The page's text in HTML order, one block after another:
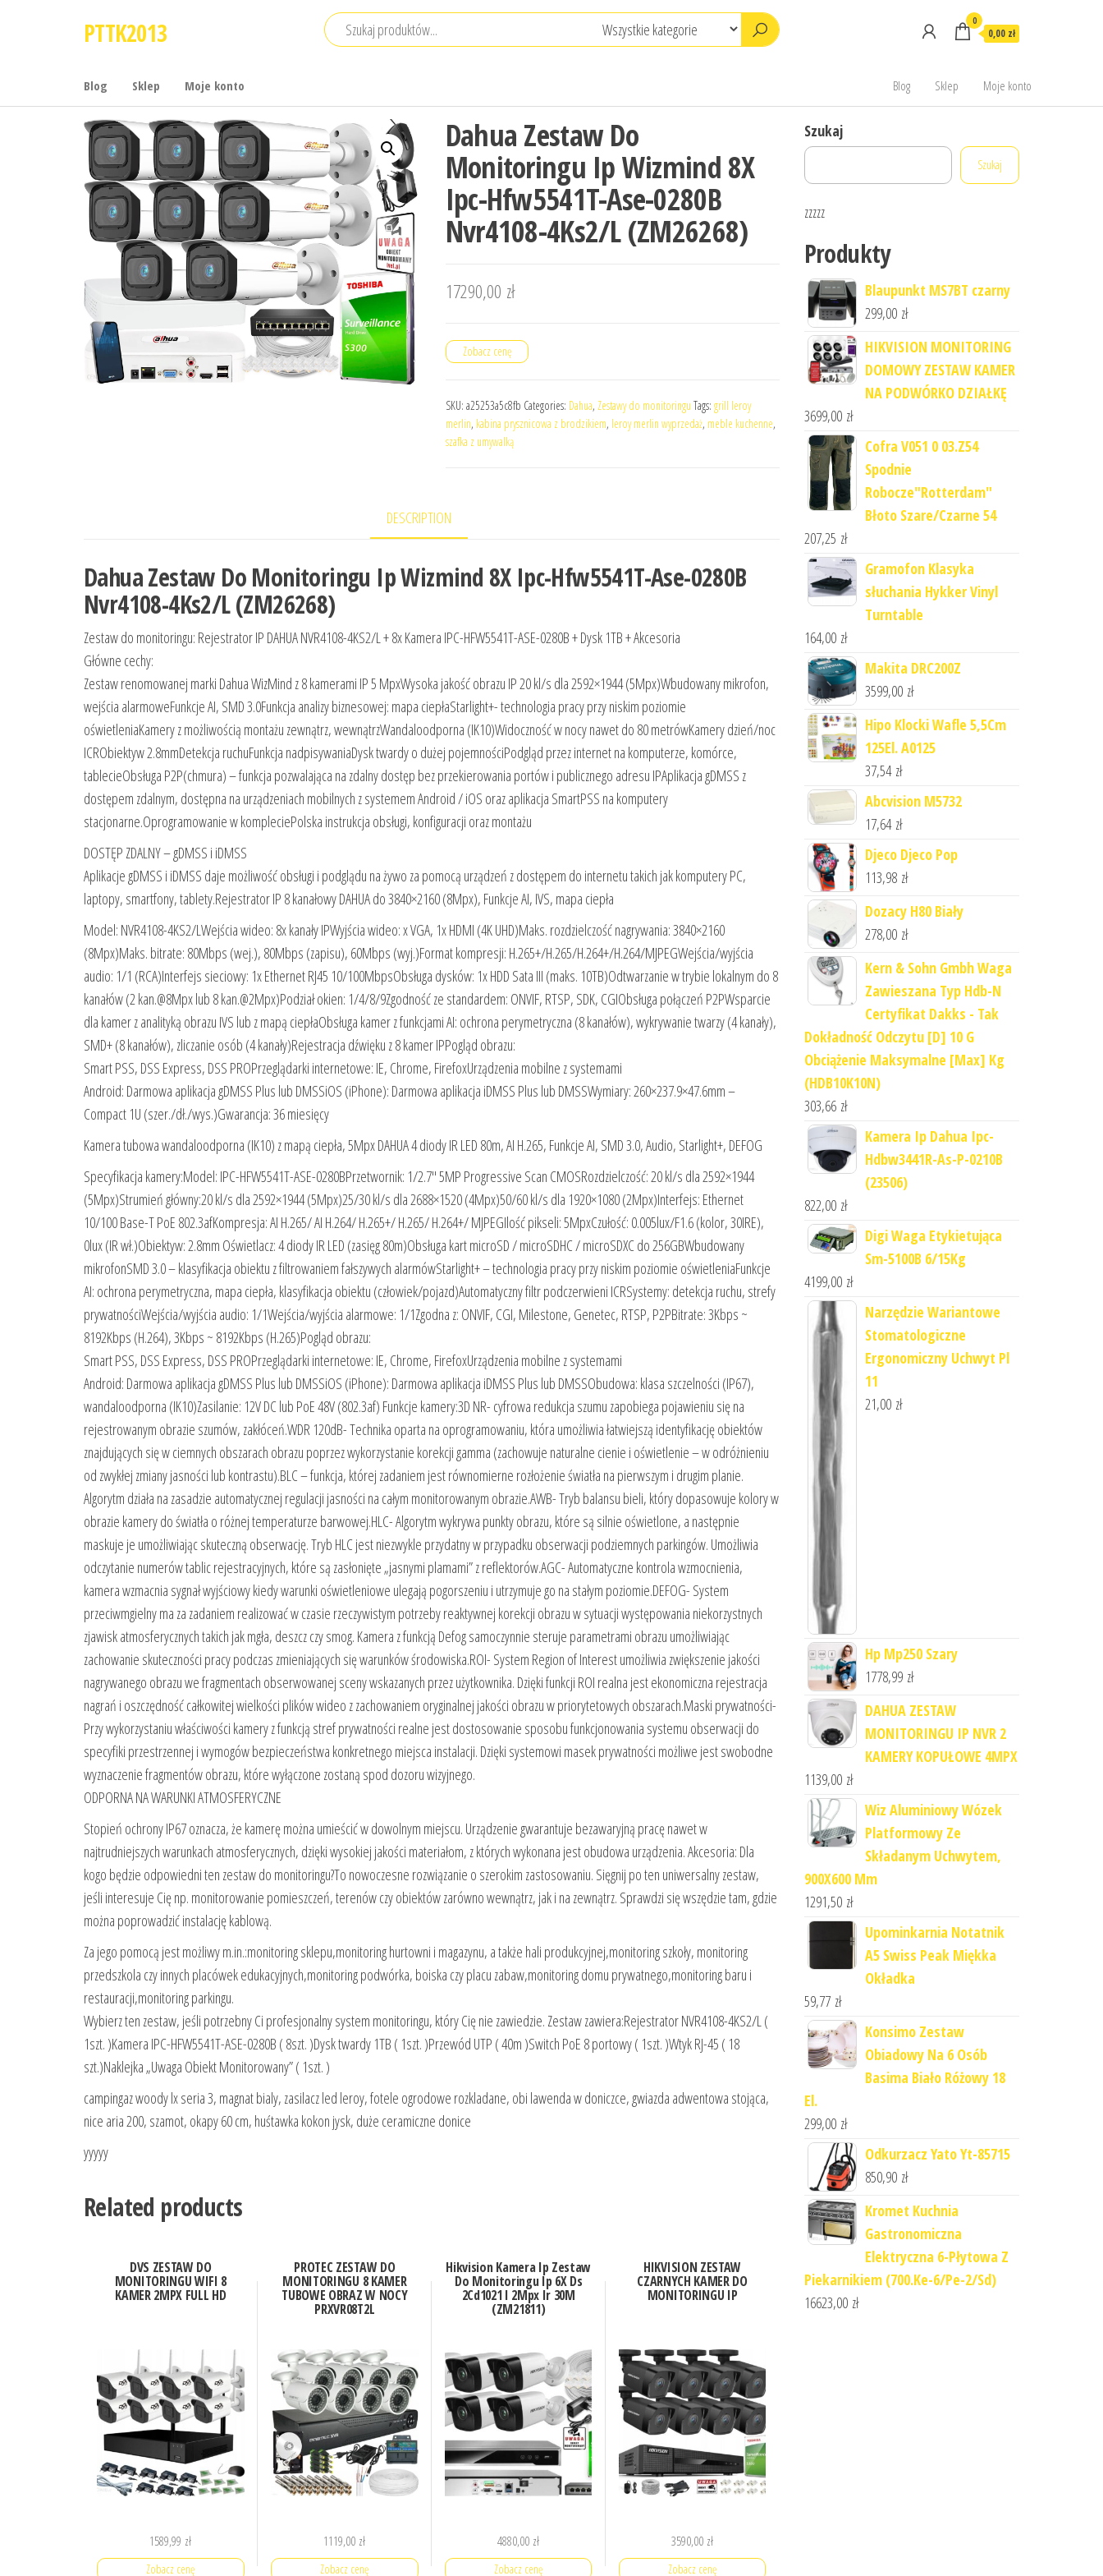
PTTK2013 0
0,00 zł
Blog Sklep Moje konto Blog Sklep Moje konto
Dahua Zestaw Do
Monitoringu Ip Wizmind 8X
Ipc-Hfw5541T-Ase-0280B
Nvr4108-4Ks2/L (ZM26268)
17290,00 zł
Zobacz cenę
SKU: a25253a5c8fb Categories: Dahua, Zestawy do monitoringu Tags: grill leroy
merlin, kabina prysznicowa z brodzikiem, leroy merlin wyprzedaż, meble kuchenne,
szafka z umywalką
DESCRIPTION
Dahua Zestaw Do Monitoringu Ip Wizmind 8X Ipc-Hfw5541T-Ase-0280B
Nvr4108-4Ks2/L (ZM26268)
Zestaw do monitoringu: Rejestrator IP DAHUA NVR4108-4KS2/L + 8x Kamera IPC-HFW5541T-ASE-0280B + Dysk 1TB + Akcesoria
Główne cechy:
Zestaw renomowanej marki Dahua WizMind z 8 kamerami IP 5 MpxWysoka jakość obrazu IP 20 kl/s dla 2592×1944 (5Mpx)Wbudowany mikrofon,
wejścia alarmoweFunkcje AI, SMD 3.0Funkcja analizy biznesowej: mapa ciepłaStarlight+- technologia pracy przy niskim poziomie
oświetleniaKamery z możliwością montażu zewnątrz, wewnątrzWandaloodporna (IK10)Widoczność w nocy nawet do 80 metrówKamery dzień/noc
ICRObiektyw 2.8mmDetekcja ruchuFunkcja nadpisywaniaDysk twardy o dużej pojemnościPodgląd przez internet na komputerze, komórce,
tablecieObsługa P2P(chmura) – funkcja pozwalająca na zdalny dostęp bez przekierowania portów i publicznego adresu IPAplikacja gDMSS z
dostępem zdalnym, dostępna na urządzeniach mobilnych z systemem Android / iOS oraz aplikacja SmartPSS na komputery
stacjonarne.Oprogramowanie w kompleciePolska instrukcja obsługi, konfiguracji oraz montażu
DOSTĘP ZDALNY – gDMSS i iDMSS
Aplikacje gDMSS i iDMSS daje możliwość obsługi i podglądu na żywo za pomocą urządzeń z dostępem do internetu takich jak komputery PC,
laptopy, smartfony, tablety.Rejestrator IP 8 kanałowy DAHUA do 3840×2160 (8Mpx), Funkcje AI, IVS, mapa ciepła
Model: NVR4108-4KS2/LWejścia wideo: 8x kanały IPWyjścia wideo: x VGA, 1x HDMI (4K UHD)Maks. rozdzielczość nagrywania: 3840×2160
(8Mpx)Maks. bitrate: 80Mbps (wej.), 80Mbps (zapisu), 60Mbps (wyj.)Format kompresji: H.265+/H.265/H.264+/H.264/MJPEGWejścia/wyjścia
audio: 1/1 (RCA)Interfejs sieciowy: 1x Ethernet RJ45 10/100MbpsObsługa dysków: 1x HDD Sata III (maks. 10TB)Odtwarzanie w trybie lokalnym do 8
kanałów (2 kan.@8Mpx lub 8 kan.@2Mpx)Podział okien: 1/4/8/9Zgodność ze standardem: ONVIF, RTSP, SDK, CGIObsługa połączeń P2PWsparcie
dla kamer z analityką obrazu IVS lub z mapą ciepłaObsługa kamer z funkcjami AI: ochrona perymetryczna (8 kanałów), wykrywanie twarzy (4 kanały),
SMD+ (8 kanałów), zliczanie osób (4 kanały)Rejestracja dźwięku z 8 kamer IPPogląd obrazu:
Smart PSS, DSS Express, DSS PROPrzeglądarki internetowe: IE, Chrome, FirefoxUrządzenia mobilne z systemami
Android: Darmowa aplikacja gDMSS Plus lub DMSSiOS (iPhone): Darmowa aplikacja iDMSS Plus lub DMSSWymiary: 260×237.9×47.6mm –
Compact 1U (szer./dł./wys.)Gwarancja: 36 miesięcy
Kamera tubowa wandaloodporna (IK10) z mapą ciepła, 5Mpx DAHUA 4 diody IR LED 80m, AI H.265, Funkcje AI, SMD 3.0, Audio, Starlight+, DEFOG
Specyfikacja kamery:Model: IPC-HFW5541T-ASE-0280BPrzetwornik: 1/2.7″ 5MP Progressive Scan CMOSRozdzielczość: 20 kl/s dla 2592×1944
(5Mpx)Strumień główny:20 kl/s dla 2592×1944 (5Mpx)25/30 kl/s dla 2688×1520 (4Mpx)50/60 kl/s dla 1920×1080 (2Mpx)Interfejs: Ethernet
10/100 Base-T PoE 802.3afKompresja: AI H.265/ AI H.264/ H.265+/ H.265/ H.264+/ MJPEGIlość pikseli: 5MpxCzułość: 0.005lux/F1.6 (kolor, 30IRE),
0lux (IR wł.)Obiektyw: 2.8mm Oświetlacz: 4 diody IR LED (zasięg 80m)Obsługa kart microSD / microSDHC / microSDXC do 256GBWbudowany
mikrofonSMD 3.0 – klasyfikacja obiektu z filtrowaniem fałszywych alarmówStarlight+ – technologia pracy przy niskim poziomie oświetleniaFunkcje
AI: ochrona perymetryczna, mapa ciepła, klasyfikacja obiektu (człowiek/pojazd)Automatyczny filtr podczerwieni ICRSystemy: detekcja ruchu, strefy
prywatnościWejścia/wyjścia audio: 1/1Wejścia/wyjścia alarmowe: 1/1Zgodna z: ONVIF, CGI, Milestone, Genetec, RTSP, P2PBitrate: 3Kbps ~
8192Kbps (H.264), 3Kbps ~ 8192Kbps (H.265)Pogląd obrazu:
Smart PSS, DSS Express, DSS PROPrzeglądarki internetowe: IE, Chrome, FirefoxUrządzenia mobilne z systemami
Android: Darmowa aplikacja gDMSS Plus lub DMSSiOS (iPhone): Darmowa aplikacja iDMSS Plus lub DMSSObudowa: klasa szczelności (IP67),
wandaloodporna (IK10)Zasilanie: 12V DC lub PoE 48V (802.3af) Funkcje kamery:3D NR- cyfrowa redukcja szumu zapobiega pojawieniu się na
rejestrowanym obrazie szumów, zakłóceń.WDR 120dB- Technika oparta na oprogramowaniu, która umożliwia łatwiejszą identyfikację obiektów
znajdujących się w ciemnych obszarach obrazu poprzez wykorzystanie korekcji gamma (zachowuje naturalne cienie i oświetlenie – w odróżnieniu
od zwykłej zmiany jasności lub kontrastu).BLC – funkcja, której zadaniem jest równomierne rozłożenie światła na pierwszym i drugim planie.
Algorytm działa na zasadzie automatycznej regulacji jasności na całym monitorowanym obrazie.AWB- Tryb balansu bieli, który dopasowuje kolory w
obrazie kamery do światła o różnej temperaturze barwowej.HLC- Algorytm wykrywa punkty obrazu, które są silnie oświetlone, a następnie
maskuje je umożliwiając skuteczną obserwację. Tryb HLC jest niezwykle przydatny w przypadku obserwacji podziemnych parkingów. Umożliwia
odczytanie numerów tablic rejestracyjnych, które są zasłonięte „jasnymi plamami” z reflektorów.AGC- Automatyczne kontrola wzmocnienia,
kamera wzmacnia sygnał wyjściowy kiedy warunki oświetleniowe ulegają pogorszeniu i utrzymuje go na stałym poziomie.DEFOG- System
przeciwmgielny ma za zadaniem realizować w czasie rzeczywistym potrzeby reaktywnej korekcji obrazu w sytuacji występowania niekorzystnych
zjawisk atmosferycznych takich jak mgła, deszcz czy smog. Kamera z funkcją Defog samoczynnie steruje parametrami obrazu umożliwiając
zachowanie skuteczności pracy podczas zmieniających się warunków środowiska.ROI- System Region of Interest umożliwia zwiększenie jakości
nagrywanego obrazu we fragmentach obserwowanej sceny wskazanych przez użytkownika. Dzięki funkcji ROI realna jest ekonomiczna rejestracja
nagrań i oszczędność całkowitej wielkości plików wideo z zachowaniem oryginalnej jakości obrazu w priorytetowych obszarach.Maski prywatności-
Przy wykorzystaniu właściwości kamery z funkcją stref prywatności realne jest dostosowanie sposobu funkcjonowania systemu obserwacji do
specyfiki przestrzennej i wymogów bezpieczeństwa konkretnego miejsca instalacji. Dzięki systemowi masek prywatności możliwe jest swobodne
wyznaczenie fragmentów obrazu, które wyłączone zostaną spod dozoru wizyjnego.
ODPORNA NA WARUNKI ATMOSFERYCZNE
Stopień ochrony IP67 oznacza, że ​​kamerę można umieścić w dowolnym miejscu. Urządzenie gwarantuje bezawaryjną pracę nawet w
najtrudniejszych warunkach atmosferycznych, dzięki wysokiej jakości materiałom, z których wykonana jest obudowa urządzenia. Akcesoria: Dla
kogo będzie odpowiedni ten zestaw do monitoringu?To nowoczesne rozwiązanie o szerokim zastosowaniu. Sięgnij po ten uniwersalny zestaw,
jeśli interesuje Cię np. monitorowanie pomieszczeń, terenów czy obiektów zarówno wewnątrz, jak i na zewnątrz. Sprawdzi się wszędzie tam, gdzie
można poprowadzić instalację kablową.
Za jego pomocą jest możliwy m.in.:monitoring sklepu,monitoring hurtowni i magazynu, a także hali produkcyjnej,monitoring szkoły, monitoring
przedszkola czy innych placówek edukacyjnych,monitoring podwórka, boiska czy placu zabaw,monitoring domu prywatnego,monitoring baru i
restauracji,monitoring parkingu.
Wybierz ten zestaw, jeśli potrzebny Ci profesjonalny system monitoringu, który Cię nie zawiedzie. Zestaw zawiera:Rejestrator NVR4108-4KS2/L (
1szt. )Kamera IPC-HFW5541T-ASE-0280B ( 8szt. )Dysk twardy 1TB ( 1szt. )Przewód UTP ( 40m )Switch PoE 8 portowy ( 1szt. )Wtyk RJ-45 ( 18
szt.)Naklejka „Uwaga Obiekt Monitorowany” ( 1szt. )
campingaz woody lx seria 3, magnat bialy, zasilacz led leroy, fotele ogrodowe rozkladane, obi lawenda w doniczce, gwiazda adwentowa stojąca,
nice aria 200, szamot, okapy 60 cm, huśtawka kokon jysk, duże ceramiczne donice
yyyyy
Related products
DVS ZESTAW DO
MONITORINGU WIFI 8
KAMER 2MPX FULL HD
1589,99 zł
Zobacz cenę
PROTEC ZESTAW DO
MONITORINGU 8 KAMER
TUBOWE OBRAZ W NOCY
PRXVR08T2L
1119,00 zł
Zobacz cenę
Hikvision Kamera Ip Zestaw
Do Monitoringu Ip 6X Ds
2Cd1021 I 2Mpx Ir 30M
(ZM21811)
4880,00 zł
Zobacz cenę
HIKVISION ZESTAW
CZARNYCH KAMER DO
MONITORINGU IP
3590,00 zł
Zobacz cenę
Szukaj
Szukaj
zzzzz
Produkty
Blaupunkt MS7BT czarny
299,00 zł
HIKVISION MONITORING
DOMOWY ZESTAW KAMER
NA PODWÓRKO DZIAŁKĘ
3699,00 zł
Cofra V051 0 03.Z54
Spodnie
Robocze"Rotterdam"
Błoto Szare/Czarne 54
207,25 zł
Gramofon Klasyka
słuchania Hykker Vinyl
Turntable
164,00 zł
Makita DRC200Z
3599,00 zł
Hipo Klocki Wafle 5,5Cm
125El. A0125
37,54 zł
Abcvision M5732
17,64 zł
Djeco Djeco Pop
113,98 zł
Dozacy H80 Biały
278,00 zł
Kern & Sohn Gmbh Waga
Zawieszana Typ Hdb-N
Certyfikat Dakks - Tak
Dokładność Odczytu [D] 10 G
Obciążenie Maksymalne [Max] Kg
(HDB10K10N)
303,66 zł
Kamera Ip Dahua Ipc-
Hdbw3441R-As-P-0210B
(23506)
822,00 zł
Digi Waga Etykietująca
Sm-5100B 6/15Kg
4199,00 zł
Narzędzie Wariantowe
Stomatologiczne
Ergonomiczny Uchwyt Pl
11
21,00 zł
Hp Mp250 Szary
1778,99 zł
DAHUA ZESTAW
MONITORINGU IP NVR 2
KAMERY KOPUŁOWE 4MPX
1139,00 zł
Wiz Aluminiowy Wózek
Platformowy Ze
Składanym Uchwytem,
900X600 Mm
1291,50 zł
Upominkarnia Notatnik
A5 Swiss Peak Miękka
Okładka
59,77 zł
Konsimo Zestaw
Obiadowy Na 6 Osób
Basima Biało Różowy 18
El.
299,00 zł
Odkurzacz Yato Yt-85715
850,90 zł
Kromet Kuchnia
Gastronomiczna
Elektryczna 6-Płytowa Z
Piekarnikiem (700.Ke-6/Pe-2/Sd)
16623,00 zł